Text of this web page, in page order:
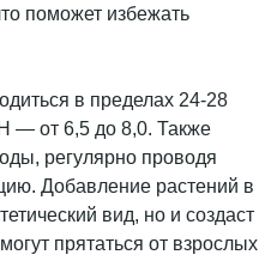
поможет избежать
в пределах 24-28
— от 6,5 до 8,0. Также
регулярно проводя
Добавление растений в
вид, но и создаст
прятаться от взрослых